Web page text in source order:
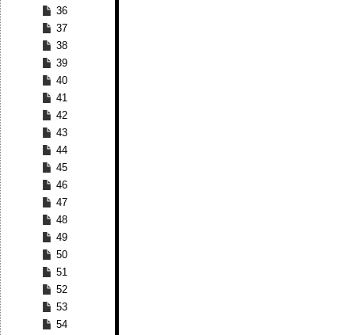
36
37
38
39
40
41
42
43
44
45
46
47
48
49
50
51
52
53
54